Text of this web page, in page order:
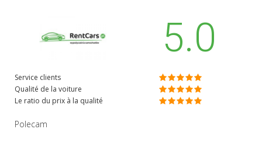
5.0
Service clients
Qualité de la voiture
Le ratio du prix à la qualité
Polecam